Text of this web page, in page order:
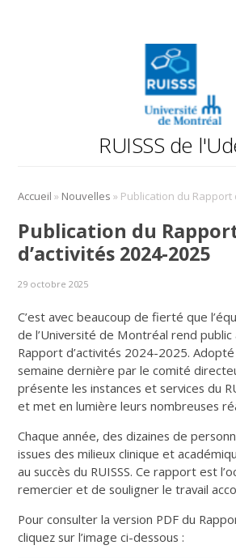
RUISSS de
Accueil » Nouvelles »
Publication du
d’activités 2024-2025
29 octobre 2025
C’est avec beaucoup de fierté que
de l’Université de Montréal rend public
Rapport d’activités 2024-2025.
semaine dernière par le comité
présente les instances et services du
et met en lumière leurs nombreuses
Chaque année, des dizaines de
issues des milieux clinique et
au succès du RUISSS. Ce rapport est
remercier et de souligner le travail
Pour consulter la version PDF du
cliquez sur l’image ci-dessous :